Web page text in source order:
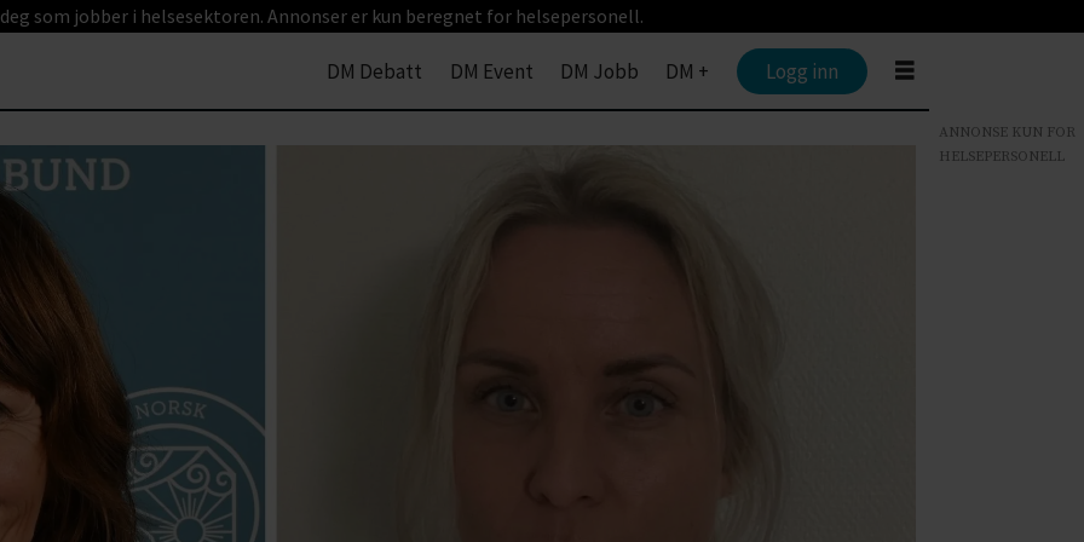
som jobber i helsesektoren. Annonser er kun beregnet for helsepersonell.
DM Debatt DM Event DM Jobb DM + Logg inn
ANNONSE KUN FOR
HELSEPERSONELL